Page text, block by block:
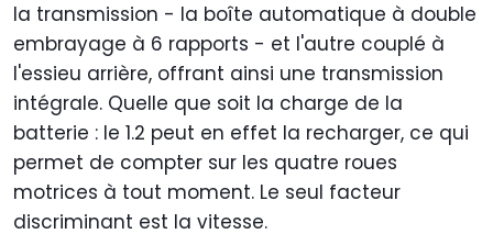
la transmission - la boîte automatique à double
embrayage à 6 rapports - et l'autre couplé à
l'essieu arrière, offrant ainsi une transmission
intégrale. Quelle que soit la charge de la
batterie : le 1.2 peut en effet la recharger, ce qui
permet de compter sur les quatre roues
motrices à tout moment. Le seul facteur
discriminant est la vitesse.